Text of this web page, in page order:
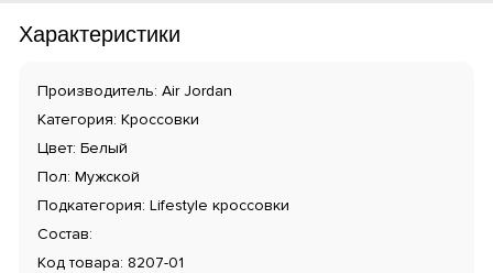
Характеристики
Производитель: Air Jordan
Категория: Кроссовки
Цвет: Белый
Пол: Мужской
Подкатегория: Lifestyle кроссовки
Состав:
Код товара: 8207-01